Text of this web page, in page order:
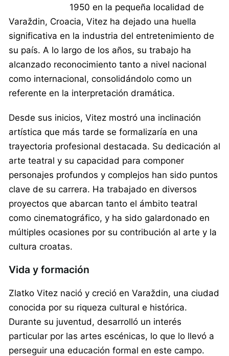
1950 en la pequeña localidad de
Varaždin, Croacia, Vitez ha dejado una huella
significativa en la industria del entretenimiento de
su país. A lo largo de los años, su trabajo ha
alcanzado reconocimiento tanto a nivel nacional
como internacional, consolidándolo como un
referente en la interpretación dramática.
Desde sus inicios, Vitez mostró una inclinación
artística que más tarde se formalizaría en una
trayectoria profesional destacada. Su dedicación al
arte teatral y su capacidad para componer
personajes profundos y complejos han sido puntos
clave de su carrera. Ha trabajado en diversos
proyectos que abarcan tanto el ámbito teatral
como cinematográfico, y ha sido galardonado en
múltiples ocasiones por su contribución al arte y la
cultura croatas.
Vida y formación
Zlatko Vitez nació y creció en Varaždin, una ciudad
conocida por su riqueza cultural e histórica.
Durante su juventud, desarrolló un interés
particular por las artes escénicas, lo que lo llevó a
perseguir una educación formal en este campo.